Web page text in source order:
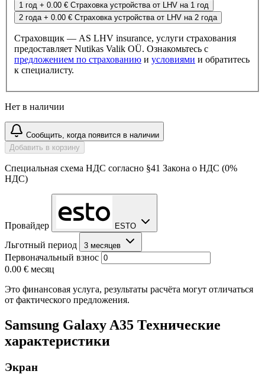
1 год + 0.00 € Страховка устройства от LHV на 1 год
2 года + 0.00 € Страховка устройства от LHV на 2 года
Страховщик — AS LHV insurance, услуги страхования
предоставляет Nutikas Valik OÜ. Ознакомьтесь с
предложением по страхованию и условиями и обратитесь
к специалисту.
Нет в наличии
Сообщить, когда появится в наличии
Добавить в корзину
Специальная схема НДС согласно §41 Закона о НДС (0%
НДС)
Провайдер ESTO
Льготный период 3 месяцев
Первоначальный взнос
0.00 € месяц
Это финансовая услуга, результаты расчёта могут отличаться
от фактического предложения.
Samsung Galaxy A35 Технические
характеристики
Экран